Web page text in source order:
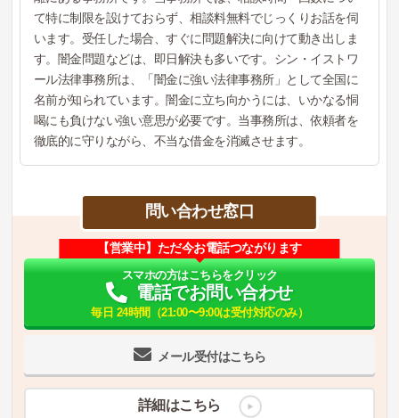
て特に制限を設けておらず、相談料無料でじっくりお話を伺
います。受任した場合、すぐに問題解決に向けて動き出しま
す。闇金問題などは、即日解決も多いです。シン・イストワ
ール法律事務所は、「闇金に強い法律事務所」として全国に
名前が知られています。闇金に立ち向かうには、いかなる恫
喝にも負けない強い意思が必要です。当事務所は、依頼者を
徹底的に守りながら、不当な借金を消滅させます。
問い合わせ窓口
メール受付はこちら
【営業中】ただ今お電話つながります
スマホの方はこちらをクリック
電話でお問い合わせ
毎日 24時間（21:00〜9:00は受付対応のみ）
詳細はこちら